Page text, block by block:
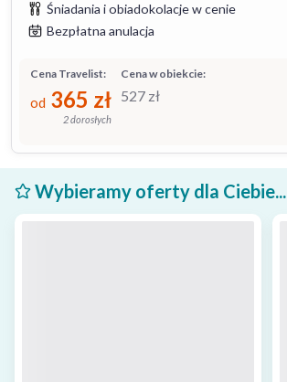
Śniadania i obiadokolacje w cenie
Bezpłatna anulacja
Cena w obiekcie:
527 zł
Cena Travelist:
od 365 zł
2 dorosłych
Wybieramy oferty dla Ciebie...